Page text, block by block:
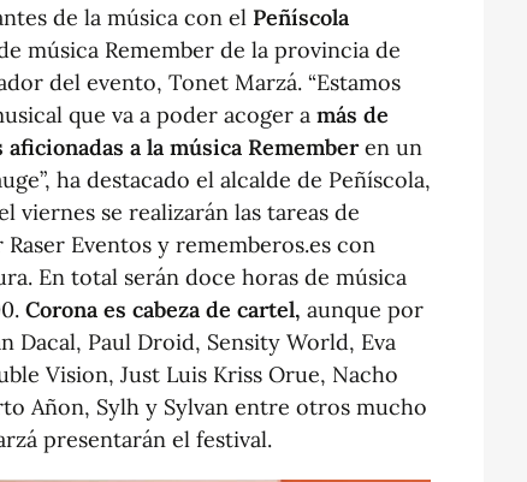
de la música con el Peñíscola
música Remember de la provincia de
del evento, Tonet Marzá. “Estamos
que va a poder acoger a más de
a la música Rememberen un
ha destacado el alcalde de Peñíscola,
viernes se realizarán las tareas de
Eventos y rememberos.es con
En total serán doce horas de música
Corona es cabeza de cartel, aunque por
Dacal, Paul Droid, Sensity World, Eva
Vision, Just Luis Kriss Orue, Nacho
Añon, Sylh y Sylvan entre otros mucho
presentarán el festival.